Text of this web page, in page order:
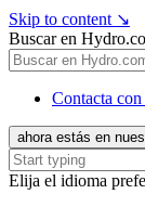
Skip to content ↘
Buscar en
Contacta
ahora estás en
Elija el idioma